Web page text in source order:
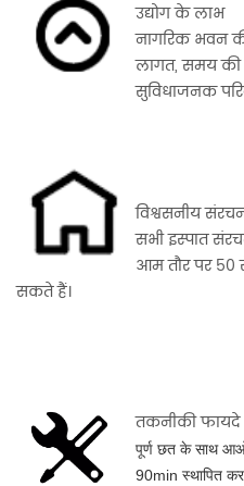
उद्योग के लाभ
नागरिक भवन
लागत, समय
सुविधाजनक
विश्वसनीय
सभी इस्पात
आम तौर पर 50
सकते हैं।
तकनीकी फायदे
पूर्ण छत के साथ
90min स्थापित